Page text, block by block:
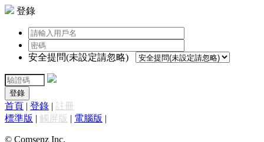
登錄
安全提問(未設定請忽略)
登錄
首頁 | 登錄 | 註冊
標準版 | 觸屏版 | 電腦版 |
© Comsenz Inc.